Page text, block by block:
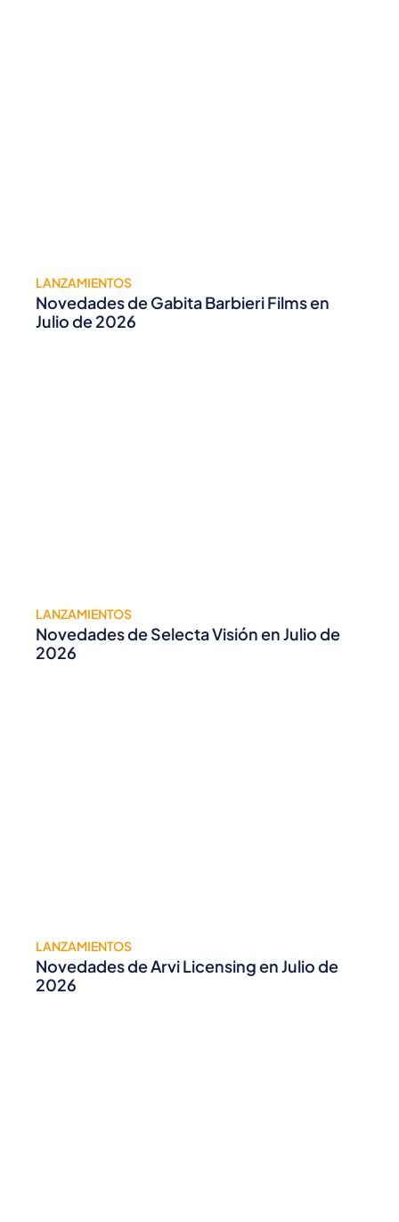
LANZAMIENTOS
Novedades de Gabita Barbieri Films en
Julio de 2026
LANZAMIENTOS
Novedades de Selecta Visión en Julio de
2026
LANZAMIENTOS
Novedades de Arvi Licensing en Julio de
2026